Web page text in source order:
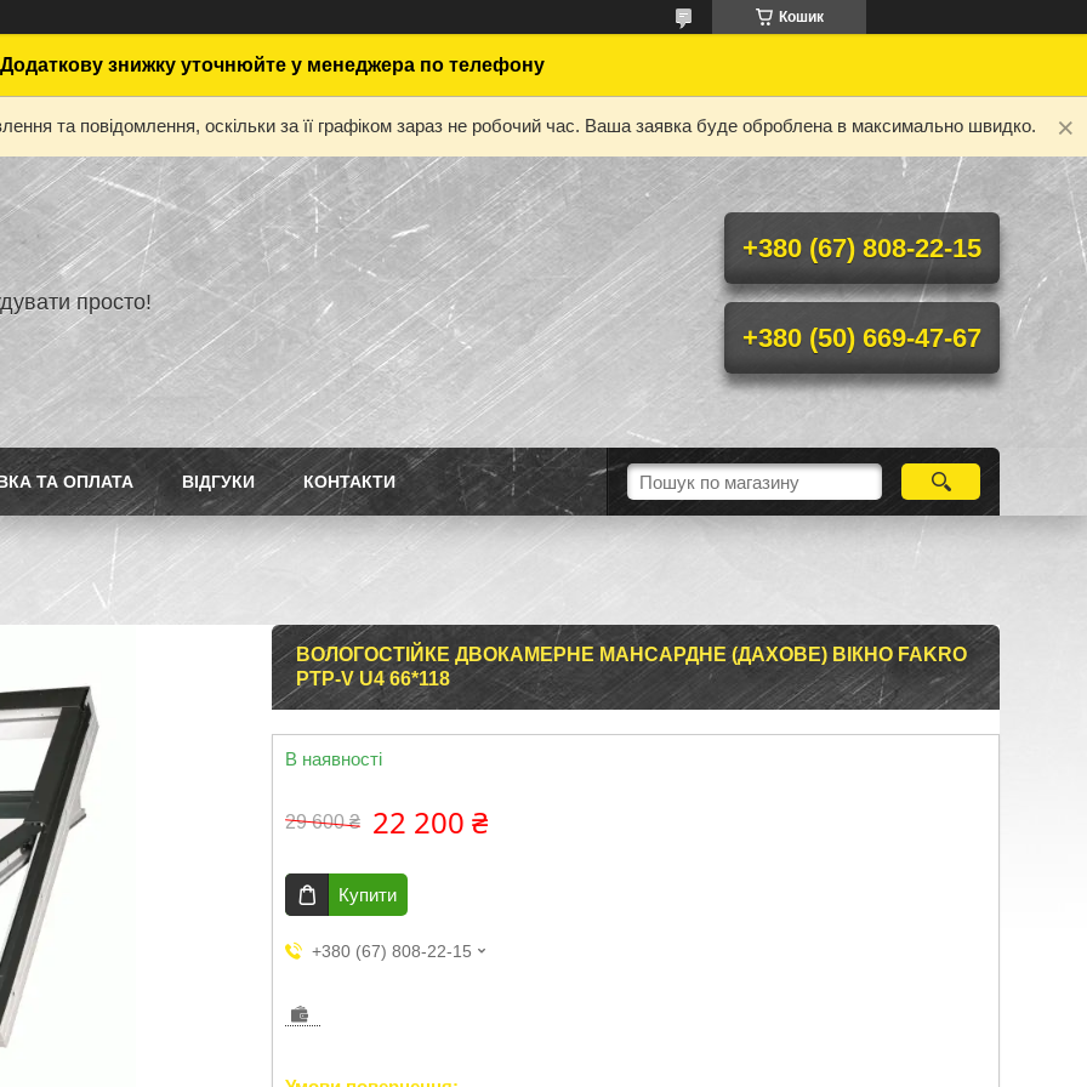
Кошик
Додаткову знижку уточнюйте у менеджера по телефону
та повідомлення, оскільки за її графіком зараз не робочий час. Ваша заявка буде оброблена в максимально швидко.
просто!
+380 (67) 808-22-15
+380 (50) 669-47-67
ТА ОПЛАТА ВІДГУКИ КОНТАКТИ
ВОЛОГОСТІЙКЕ ДВОКАМЕРНЕ МАНСАРДНЕ (ДАХОВЕ) ВІКНО FAKRO
PTP-V U4 66*118
В наявності
29 600 ₴ 22 200 ₴
Купити
+380 (67) 808-22-15